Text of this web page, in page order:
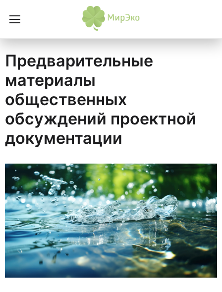
Предварительные
материалы
общественных
обсуждений проектной
документации